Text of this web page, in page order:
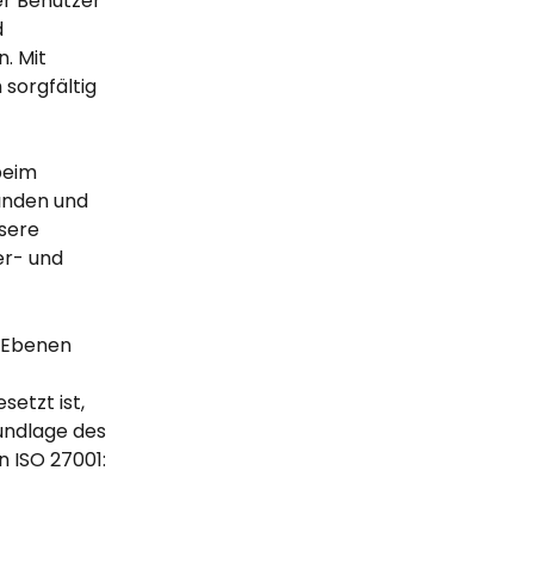
Mit
sorgfältig
und
und
ist,
des
27001: